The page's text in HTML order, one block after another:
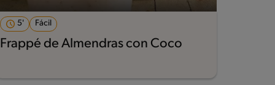
5' Fácil
Frappé de Almendras con Coco